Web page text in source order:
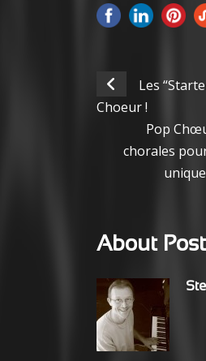
Les
Choeur !
Pop
chorales
About